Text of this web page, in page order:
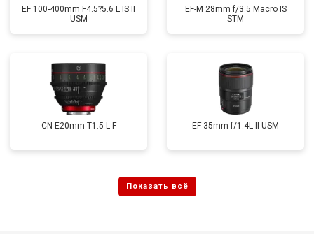
EF 100-400mm F4.5?5.6 L IS II
USM
EF-M 28mm f/3.5 Macro IS
STM
CN-E20mm T1.5 L F EF 35mm f/1.4L II USM